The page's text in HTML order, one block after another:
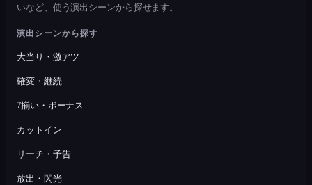
いなど、使う演出シーンから探せます。
演出シーンから探す
大当り・激アツ
確変・継続
7揃い・ボーナス
カットイン
リーチ・予告
放出・閃光